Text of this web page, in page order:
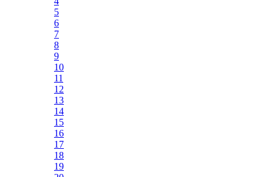
5
6
7
8
9
10
11
12
13
14
15
16
17
18
19